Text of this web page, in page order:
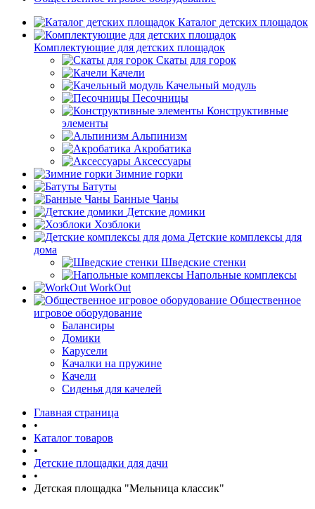
Каталог детских площадок
Комплектующие для детских площадок
Скаты для горок
Качели
Качельный модуль
Песочницы
Конструктивные
элементы
Альпинизм
Акробатика
Аксессуары
Зимние горки
Батуты
Банные Чаны
Детские домики
Хозблоки
Детские комплексы для
дома
Шведские стенки
Напольные комплексы
WorkOut
Общественное
игровое оборудование
Балансиры
Домики
Карусели
Качалки на пружине
Качели
Сиденья для качелей
Главная страница
•
Каталог товаров
•
Детские площадки для дачи
•
Детская площадка "Мельница классик"